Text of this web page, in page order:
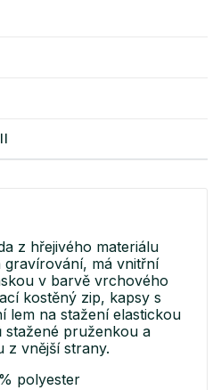
z hřejivého materiálu
má vnitřní
v barvě vrchového
kostěný zip, kapsy s
lem na stažení elastickou
stažené pruženkou a
z vnější strany.
polyester